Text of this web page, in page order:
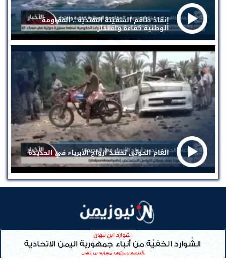
إنقاذ طاقم السفينة الهندية .. المقاومة
الوطنية كفاءة واقتدار
الغام الحوثي تحصد أرواح الأبرياء في الحديدة
EN
حول نيوزيمن (current) إتصل بنا